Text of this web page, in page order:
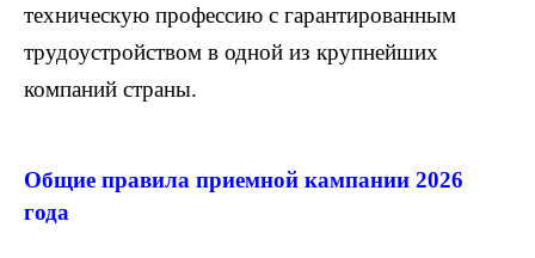
техническую профессию с гарантированным
трудоустройством в одной из крупнейших
компаний страны.
Общие правила приемной кампании 2026
года